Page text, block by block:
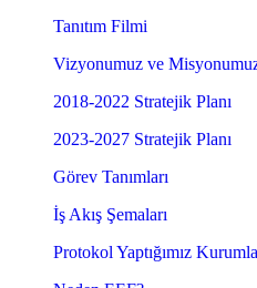
Tanıtım Filmi
Vizyonumuz ve
2018-2022 Stratejik Planı
2023-2027 Stratejik Planı
Görev Tanımları
İş Akış Şemaları
Protokol Yaptığımız